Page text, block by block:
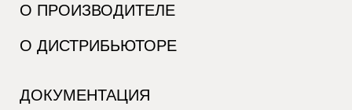
О ПРОИЗВОДИТЕЛЕ
О ДИСТРИБЬЮТОРЕ
ДОКУМЕНТАЦИЯ